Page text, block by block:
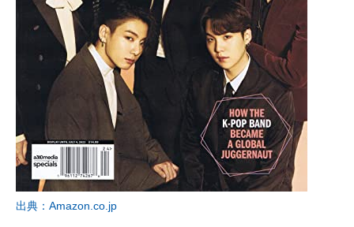
出典：Amazon.co.jp